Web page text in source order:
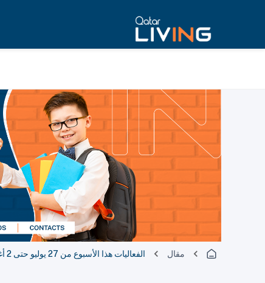
مقال الفعاليات هذا الأسبوع من 27 يوليو حتى 2 أغسطس